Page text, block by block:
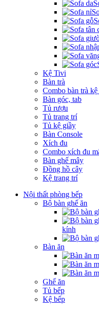
Kệ Tivi
Bàn trà
Combo bàn trà
Bàn góc, tab
Tủ rượu
Tủ trang trí
Tủ kệ giầy
Bàn Console
Xích đu
Combo xích đu
Bàn ghế mây
Đồng hồ cây
Kệ trang trí
Nội thất phòng bếp
Bộ bàn ghế ăn
kính
Bàn ăn
Ghế ăn
Tủ bếp
Kệ bếp